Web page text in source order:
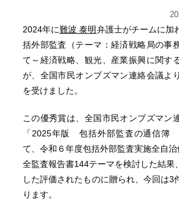
2024年に難波 泰明弁護士がチームに加
括外部監査（テーマ：経済戦略局の事
て～経済戦略、観光、産業振興に関す
が、全国市民オンブズマン連絡会議よ
を受けました。
この優秀賞は、全国市民オンブズマン
「2025年版 包括外部監査の通信簿
て、令和６年度包括外部監査実施全自
全監査報告書144テーマを検討した結果
した評価されたものに贈られ、今回は3
ります。